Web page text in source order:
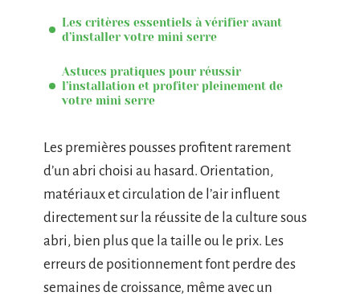
Les critères essentiels à vérifier avant
d’installer votre mini serre
Astuces pratiques pour réussir
l’installation et profiter pleinement de
votre mini serre
Les premières pousses profitent rarement
d’un abri choisi au hasard. Orientation,
matériaux et circulation de l’air influent
directement sur la réussite de la culture sous
abri, bien plus que la taille ou le prix. Les
erreurs de positionnement font perdre des
semaines de croissance, même avec un